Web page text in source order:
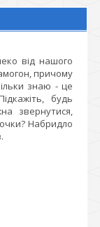
від нашого
причому
знаю - це
будь
звернутися,
Набридло